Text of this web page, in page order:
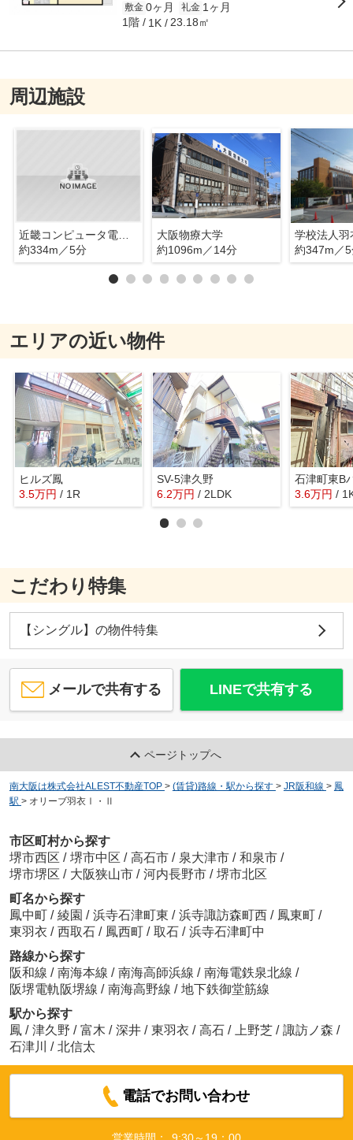
敷金 0ヶ月 礼金 1ヶ月
1階 1K 23.18㎡
周辺施設
近畿コンピュータ電子専門学校
約334m／5分
大阪物療大学
約1096m／14分
約347m／
エリアの近い物件
ヒルズ鳳
3.5万円 / 1R
SV-5津久野
6.2万円 / 2LDK
石津町東B
3.6万円 /
こだわり特集
【シングル】の物件特集
メールで共有する LINEで共有する
ページトップへ
南大阪は株式会社ALEST不動産TOP > (賃貸)路線・駅から探す > JR阪和線 > 鳳
駅 > オリーブ羽衣Ⅰ・Ⅱ
市区町村から探す
堺市西区 / 堺市中区 / 高石市 / 泉大津市 / 和泉市 /
堺市堺区 / 大阪狭山市 / 河内長野市 / 堺市北区
町名から探す
鳳中町 / 綾園 / 浜寺石津町東 / 浜寺諏訪森町西 / 鳳東町 /
東羽衣 / 西取石 / 鳳西町 / 取石 / 浜寺石津町中
路線から探す
阪和線 / 南海本線 / 南海高師浜線 / 南海電鉄泉北線 /
阪堺電軌阪堺線 / 南海高野線 / 地下鉄御堂筋線
駅から探す
鳳 / 津久野 / 富木 / 深井 / 東羽衣 / 高石 / 上野芝 / 諏訪ノ森 /
石津川
/ 北信太
電話でお問い合わせ